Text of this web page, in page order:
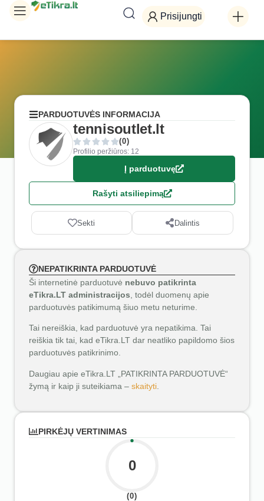
Prisijungti
PARDUOTUVĖS INFORMACIJA
tennisoutlet.lt
(0)
Profilio peržiūros: 12
Į parduotuvę
Rašyti atsiliepimą
Sekti Dalintis
NEPATIKRINTA PARDUOTUVĖ
Ši internetinė parduotuvė nebuvo patikrinta
eTikra.LT administracijos , todėl duomenų apie
parduotuvės patikimumą šiuo metu neturime.
Tai nereiškia, kad parduotuvė yra nepatikima. Tai
reiškia tik tai, kad eTikra.LT dar neatliko papildomo šios
parduotuvės patikrinimo.
Daugiau apie eTikra.LT „PATIKRINTA PARDUOTUVĖ“
žymą ir kaip ji suteikiama – skaityti
PIRKĖJŲ VERTINIMAS
0
(0)